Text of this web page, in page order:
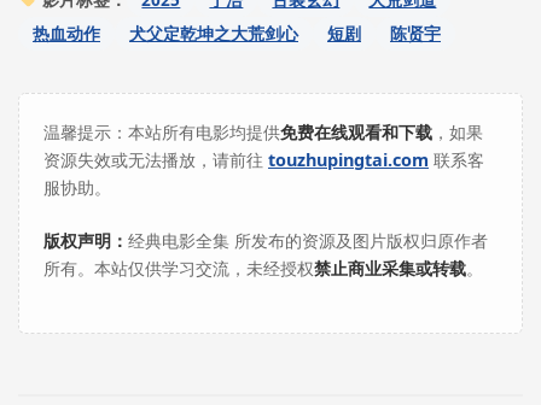
热血动作
犬父定乾坤之大荒剑心 短剧 陈贤宇
温馨提示：本站所有电影均提供免费在线观看和下载 ，如果
资源失效或无法播放，请前往 touzhupingtai.com 联系客
服协助。
版权声明： 经典电影全集 所发布的资源及图片版权归原作者
所有。本站仅供学习交流，未经授权禁止商业采集或转载。